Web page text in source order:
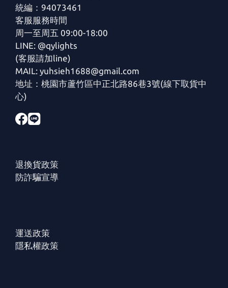
統編：94073461
客服服務時間
周一至周五 09:00-18:00
LINE: @qylights
(客服請加line)
MAIL: yuhsieh1688@gmail.com
地址：桃園市蘆竹區中正北路86巷3號(線下取貨中
心)
退換貨政策
防詐騙宣導
運送政策
隱私權政策